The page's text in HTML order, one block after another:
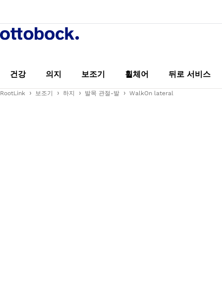
건강 의지 보조기 휠체어 뒤로 서비스
RootLink 보조기 하지 발목 관절-발 WalkOn lateral